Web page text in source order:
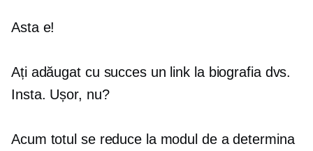
Asta e!
Ați adăugat cu succes un link la biografia dvs.
Insta. Ușor, nu?
Acum totul se reduce la modul de a determina